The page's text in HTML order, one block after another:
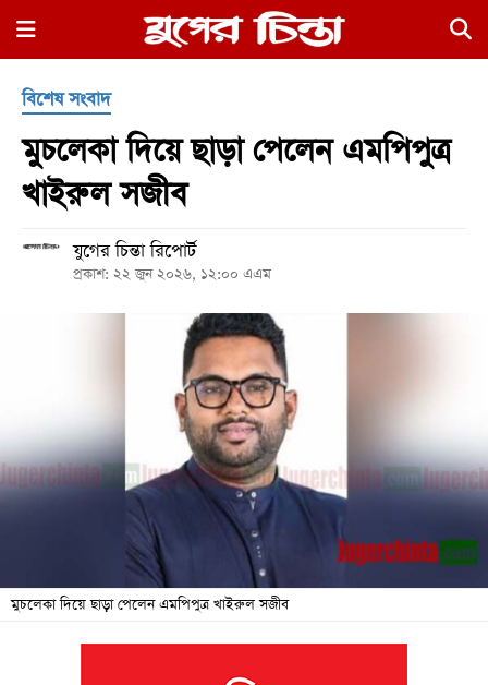
×
বাইরে
আদালতপাড়া
সংবাদ
বিশেষ সংবাদ
মুচলেকা দিয়ে ছাড়া পেলেন এমপিপুত্র
খাইরুল সজীব
যুগের চিন্তা রিপোর্ট
প্রকাশ: ২২ জুন ২০২৬, ১২:০০ এএম
মুচলেকা দিয়ে ছাড়া পেলেন এমপিপুত্র খাইরুল সজীব